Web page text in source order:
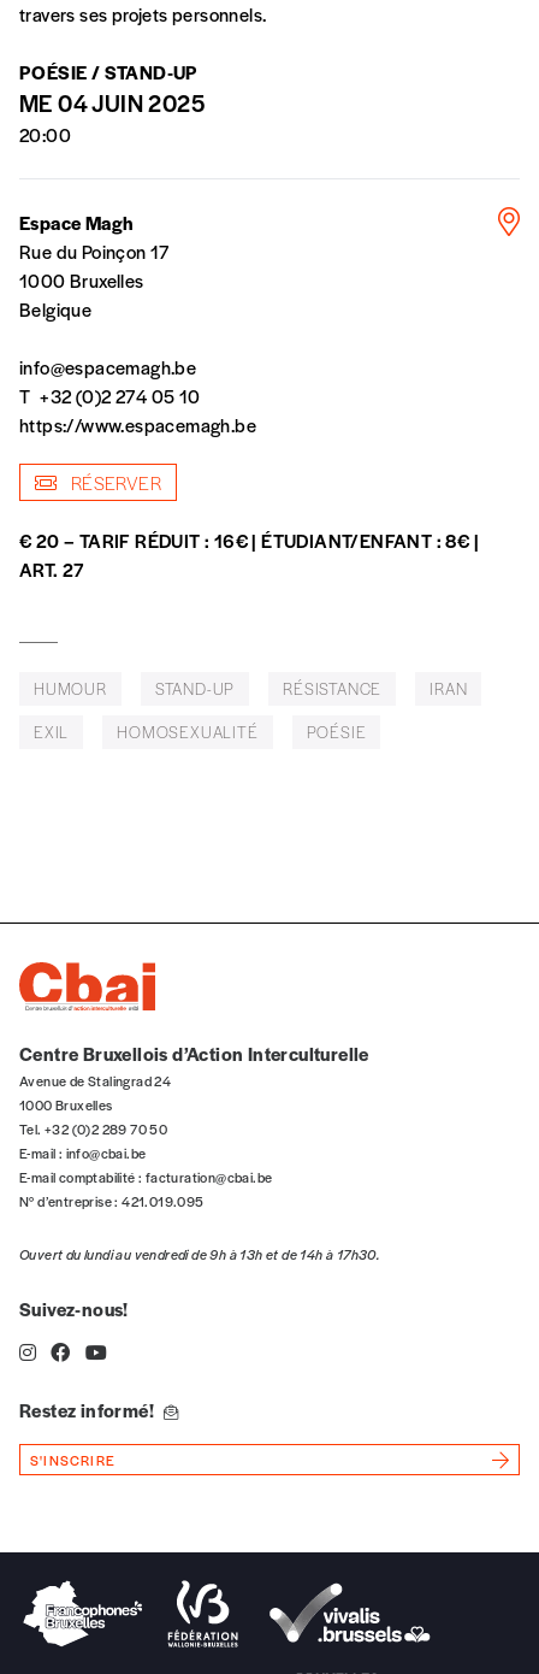
INSCRIPTION
*champs obligatoires
financièrement à tout moment, même après
n’est pas indispensable. Il marque votre
volonté de soutenir nos activités.
NOS
FORMULES
Abonnement
20€*/an
Format numérique
Je commande au numéro
Édition papier (livraison en Belgique
uniquement)
Quantité
Édition numérique
Offre découverte
Vous souhaitez découvrir
travers ses projets personnels.
POÉSIE / STAND-UP
ME 04 JUIN 2025
20:00
Espace Magh
Rue du Poinçon 17
1000 Bruxelles
Belgique
info@espacemagh.be
T +32 (0)2 274 05 10
https://www.espacemagh.be
RÉSERVER
€ 20 – TARIF RÉDUIT : 16€ | ÉTUDIANT/ENFANT : 8€ |
ART. 27
HUMOUR STAND-UP RÉSISTANCE
IRAN
EXIL
HOMOSEXUALITÉ POÉSIE
Centre Bruxellois d’Action Interculturelle
Avenue de Stalingrad 24
1000 Bruxelles
Tel. +32 (0)2 289 70 50
E-mail : info@cbai.be
E-mail comptabilité : facturation@cbai.be
N° d’entreprise : 421.019.095
Ouvert du lundi au vendredi de 9h à 13h et de 14h à 17h30.
Suivez-nous!
Restez informé!
S'INSCRIRE